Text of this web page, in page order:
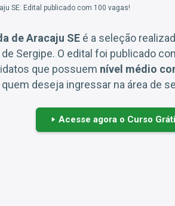
SE: Edital publicado com 100 vagas!
de Aracaju SE é a seleção
Sergipe. O edital foi publicado
que possuem nível médio
deseja ingressar na área de
Acesse agora o Curso